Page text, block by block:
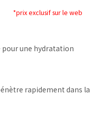
*prix exclusif sur le web
pour une hydratation
rapidement dans la